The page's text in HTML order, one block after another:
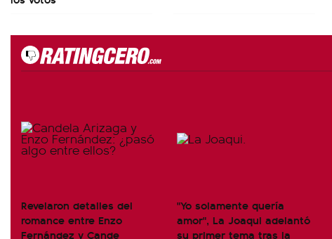
Revelaron detalles del
romance entre Enzo
Fernández y Cande
"Yo solamente quería
amor", La Joaqui adelantó
su primer tema tras la